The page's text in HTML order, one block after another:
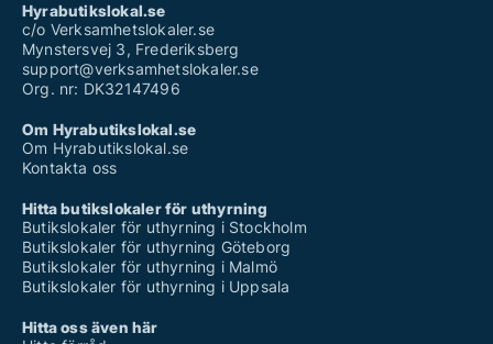
Hyrabutikslokal.se
c/o Verksamhetslokaler.se
Mynstersvej 3, Frederiksberg
support@verksamhetslokaler.se
Org. nr: DK32147496
Om Hyrabutikslokal.se
Om Hyrabutikslokal.se
Kontakta oss
Hitta butikslokaler för uthyrning
Butikslokaler för uthyrning i Stockholm
Butikslokaler för uthyrning Göteborg
Butikslokaler för uthyrning i Malmö
Butikslokaler för uthyrning i Uppsala
Hitta oss även här